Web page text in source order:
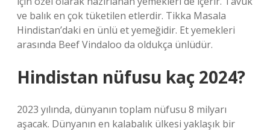
ve balık en çok tüketilen etlerdir. Tikka Masala
Hindistan’daki en ünlü et yemeğidir. Et yemekleri
arasında Beef Vindaloo da oldukça ünlüdür.
Hindistan nüfusu kaç 2024?
2023 yılında, dünyanın toplam nüfusu 8 milyarı
aşacak. Dünyanın en kalabalık ülkesi yaklaşık bir